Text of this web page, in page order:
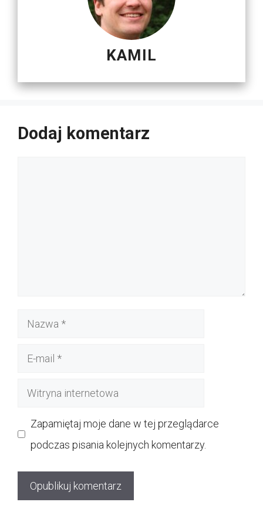
KAMIL
Dodaj komentarz
Nazwa
Witryna
Zapamiętaj moje dane w tej przeglądarce
podczas pisania kolejnych komentarzy.